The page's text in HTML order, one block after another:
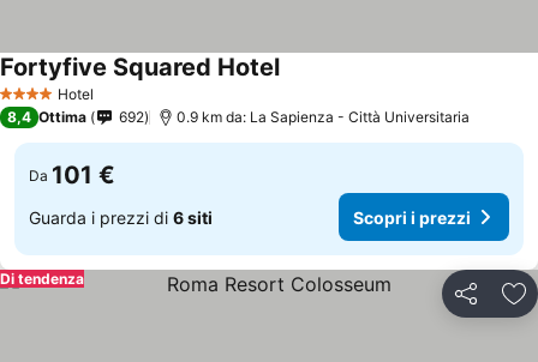
4 Stelle Hotel
Fortyfive Squared Hotel
8,4 Ottima 692 0.9 km da: La Sapienza - Città Universitaria
Da 101 €
Guarda i prezzi di 6 siti Scopri i prezzi
Condividi
Di tendenza